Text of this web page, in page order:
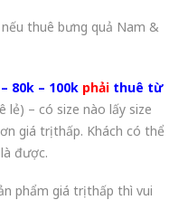
thuê bưng quả Nam &
80k – 100k phải thuê từ
lẻ) – có size nào lấy size
giá trị thấp. Khách có thể
được.
phẩm giá trị thấp thì vui